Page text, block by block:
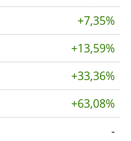
+7,35%
+13,59%
+33,36%
+63,08%
-